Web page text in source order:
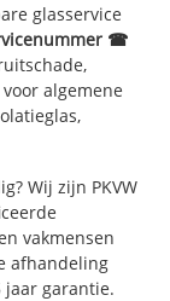
glasservice
☎
algemene
Wij zijn PKVW
vakmensen
afhandeling
jaar garantie.